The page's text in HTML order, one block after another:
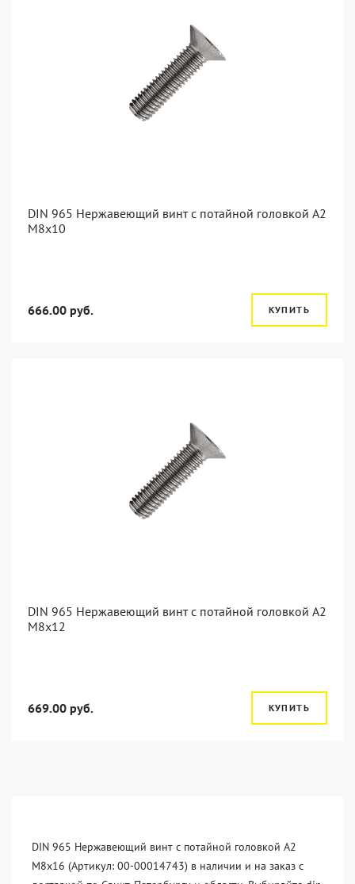
DIN 965 Нержавеющий винт с потайной головкой А2
М8x10
666.00 руб. КУПИТЬ
DIN 965 Нержавеющий винт с потайной головкой А2
М8x12
669.00 руб. КУПИТЬ
DIN 965 Нержавеющий винт с потайной головкой А2
М8x16 (Артикул: 00-00014743) в наличии и на заказ с